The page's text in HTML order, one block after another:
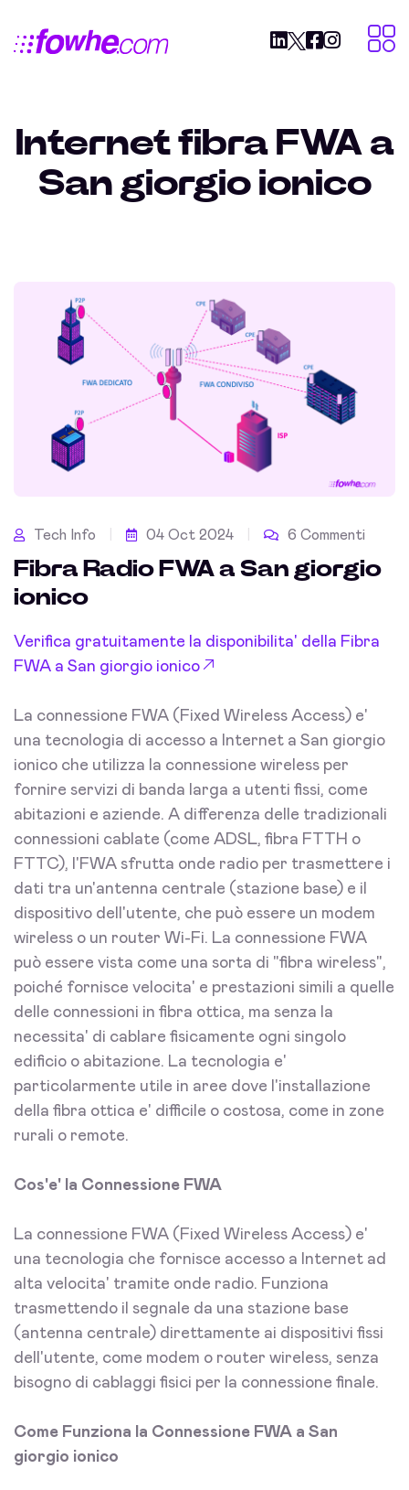
Internet fibra FWA a
San giorgio ionico
Tech Info 04 Oct 2024 6 Commenti
Fibra Radio FWA a San giorgio
ionico
Verifica gratuitamente la disponibilita' della Fibra
FWA a San giorgio ionico
La connessione FWA (Fixed Wireless Access) e'
una tecnologia di accesso a Internet a San giorgio
ionico che utilizza la connessione wireless per
fornire servizi di banda larga a utenti fissi, come
abitazioni e aziende. A differenza delle tradizionali
connessioni cablate (come ADSL, fibra FTTH o
FTTC), l'FWA sfrutta onde radio per trasmettere i
dati tra un'antenna centrale (stazione base) e il
dispositivo dell'utente, che può essere un modem
wireless o un router Wi-Fi. La connessione FWA
può essere vista come una sorta di "fibra wireless",
poiché fornisce velocita' e prestazioni simili a quelle
delle connessioni in fibra ottica, ma senza la
necessita' di cablare fisicamente ogni singolo
edificio o abitazione. La tecnologia e'
particolarmente utile in aree dove l'installazione
della fibra ottica e' difficile o costosa, come in zone
rurali o remote.
Cos'e' la Connessione FWA
La connessione FWA (Fixed Wireless Access) e'
una tecnologia che fornisce accesso a Internet ad
alta velocita' tramite onde radio. Funziona
trasmettendo il segnale da una stazione base
(antenna centrale) direttamente ai dispositivi fissi
dell'utente, come modem o router wireless, senza
bisogno di cablaggi fisici per la connessione finale.
Come Funziona la Connessione FWA a San
giorgio ionico